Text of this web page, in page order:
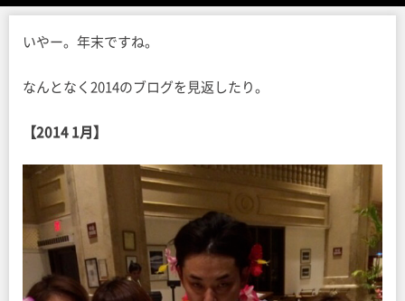
いやー。年末ですね。
なんとなく2014のブログを見返したり。
【2014 1月】